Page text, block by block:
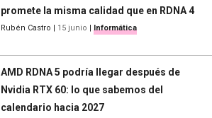
promete la misma calidad que en RDNA 4
Rubén Castro | 15 junio | Informática
AMD RDNA 5 podría llegar después de
Nvidia RTX 60: lo que sabemos del
calendario hacia 2027